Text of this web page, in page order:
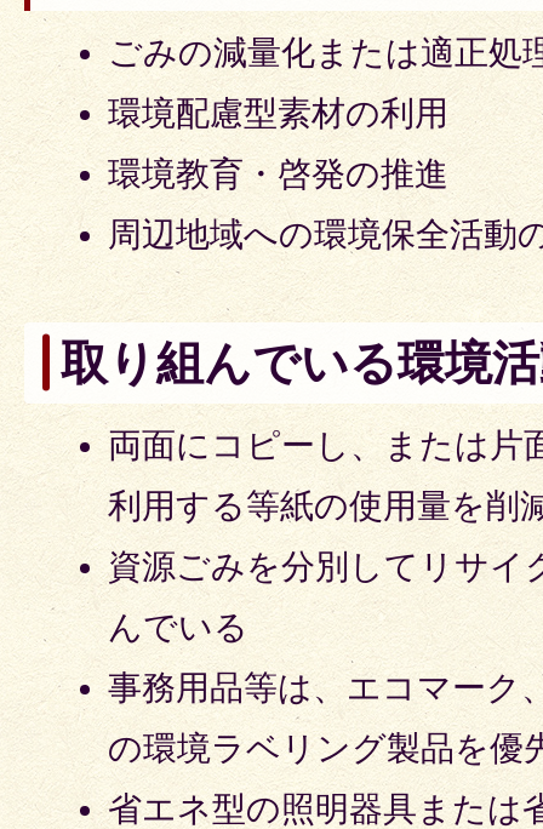
ごみの減量化または適正処
環境配慮型素材の利用
環境教育・啓発の推進
周辺地域への環境保全活動
取り組んでいる環境
両面にコピーし、または片
利用する等紙の使用量を削
資源ごみを分別してリサイ
んでいる
事務用品等は、エコマーク
の環境ラベリング製品を優
省エネ型の照明器具または